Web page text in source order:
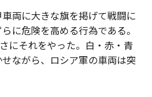
両に大きな旗を掲げて戦闘に
に危険を高める行為である。
にそれをやった。白・赤・青
ながら、ロシア軍の車両は突